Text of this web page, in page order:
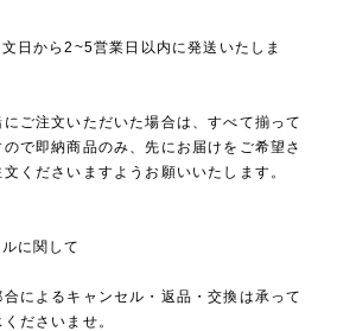
日から2~5営業日以内に発送いたしま
ご注文いただいた場合は、すべて揃って
で即納商品のみ、先にお届けをご希望さ
くださいますようお願いいたします。
に関して
によるキャンセル・返品・交換は承って
ださいませ。